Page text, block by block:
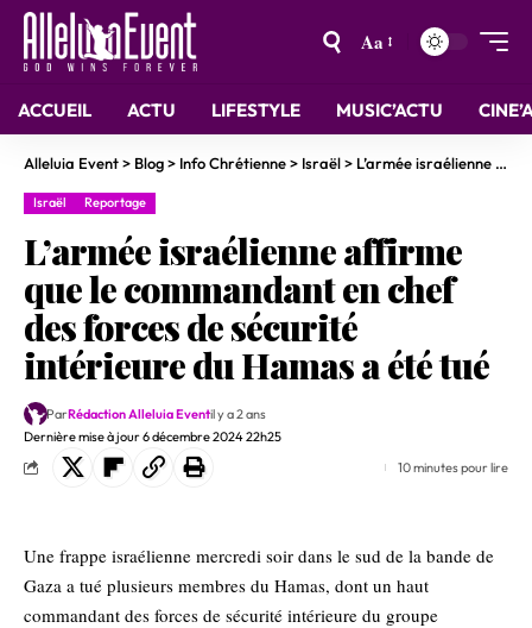
Aa
ACCUEIL ACTU LIFESTYLE MUSIC’ACTU
Alleluia Event> Blog> Info Chrétienne> Israël> L’armée israélienne affirme que le commandant en chef des forces de sécurité intérieure du Hamas a été tué
Israël Reportage
L’armée israélienne affirme
que le commandant en chef
des forces de sécurité
intérieure du Hamas a été tué
Dernière mise à jour 6 décembre 2024 22h25
ParRédaction Alleluia Eventil y a 2 ans
10 minutes pour lire
Une frappe israélienne mercredi soir dans le sud de la bande de
Gaza a tué plusieurs membres du Hamas, dont un haut
commandant des forces de sécurité intérieure du groupe